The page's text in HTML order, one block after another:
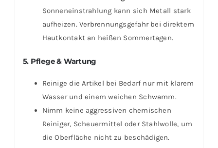
Sonneneinstrahlung kann sich Metall stark
aufheizen. Verbrennungsgefahr bei direktem
Hautkontakt an heißen Sommertagen.
5. Pflege & Wartung
Reinige die Artikel bei Bedarf nur mit klarem
Wasser und einem weichen Schwamm.
Nimm keine aggressiven chemischen
Reiniger, Scheuermittel oder Stahlwolle, um
die Oberfläche nicht zu beschädigen.